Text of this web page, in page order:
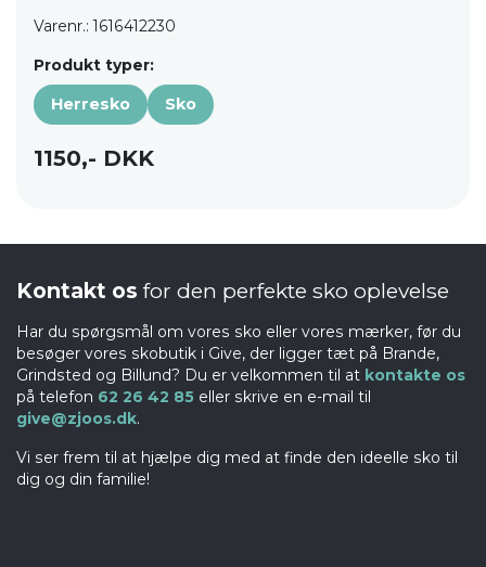
Varenr.: 1616412230
Produkt typer:
Herresko Sko
1150,- DKK
Kontakt os for den perfekte sko oplevelse
Har du spørgsmål om vores sko eller vores mærker, før du
besøger vores skobutik i Give, der ligger tæt på Brande,
Grindsted og Billund? Du er velkommen til at kontakte os
på telefon 62 26 42 85 eller skrive en e-mail til
give@zjoos.dk.
Vi ser frem til at hjælpe dig med at finde den ideelle sko til
dig og din familie!